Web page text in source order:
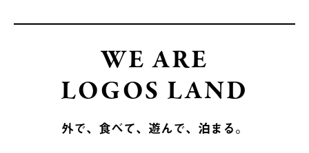
WE ARE
LOGOS LAND
外で、食べて、遊んで、泊まる。